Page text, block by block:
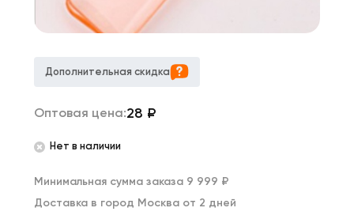
Дополнительная скидка
Оптовая цена:28 ₽
Нет в наличии
Минимальная сумма заказа 9 999 ₽
Доставка в город Москва от 2 дней